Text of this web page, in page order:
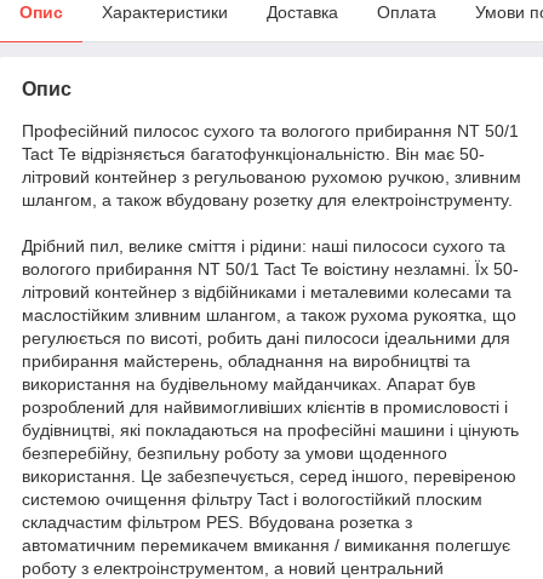
Опис Характеристики Доставка Оплата Умови
Опис
Професійний пилосос сухого та вологого прибирання NT 50/1
Tact Te відрізняється багатофункціональністю. Він має 50-
літровий контейнер з регульованою рухомою ручкою, зливним
шлангом, а також вбудовану розетку для електроінструменту.
Дрібний пил, велике сміття і рідини: наші пилососи сухого та
вологого прибирання NT 50/1 Tact Te воістину незламні. Їх 50-
літровий контейнер з відбійниками і металевими колесами та
маслостійким зливним шлангом, а також рухома рукоятка, що
регулюється по висоті, робить дані пилососи ідеальними для
прибирання майстерень, обладнання на виробництві та
використання на будівельному майданчиках. Апарат був
розроблений для найвимогливіших клієнтів в промисловості і
будівництві, які покладаються на професійні машини і цінують
безперебійну, безпильну роботу за умови щоденного
використання. Це забезпечується, серед іншого, перевіреною
системою очищення фільтру Tact і вологостійкий плоским
складчастим фільтром PES. Вбудована розетка з
автоматичним перемикачем вмикання / вимикання полегшує
роботу з електроінструментом, а новий центральний